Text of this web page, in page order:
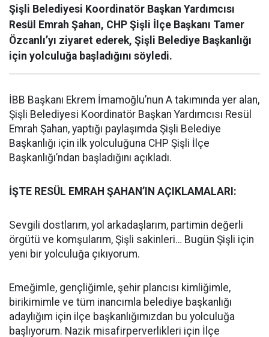
Şişli Belediyesi Koordinatör Başkan Yardımcısı
Resül Emrah Şahan, CHP Şişli İlçe Başkanı Tamer
Özcanlı’yı ziyaret ederek, Şişli Belediye Başkanlığı
için yolculuğa başladığını söyledi.
İBB Başkanı Ekrem İmamoğlu’nun A takımında yer alan,
Şişli Belediyesi Koordinatör Başkan Yardımcısı Resül
Emrah Şahan, yaptığı paylaşımda Şişli Belediye
Başkanlığı için ilk yolculuğuna CHP Şişli İlçe
Başkanlığı’ndan başladığını açıkladı.
İŞTE RESÜL EMRAH ŞAHAN’IN AÇIKLAMALARI:
Sevgili dostlarım, yol arkadaşlarım, partimin değerli
örgütü ve komşularım, Şişli sakinleri… Bugün Şişli için
yeni bir yolculuğa çıkıyorum.
Emeğimle, gençliğimle, şehir plancısı kimliğimle,
birikimimle ve tüm inancımla belediye başkanlığı
adaylığım için ilçe başkanlığımızdan bu yolculuğa
başlıyorum. Nazik misafirperverlikleri için İlçe